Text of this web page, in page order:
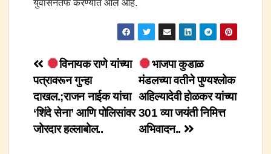
युवासेनेतर्फे करण्यात आले आहे.
Post
navigation
भाजपा कुडाळ
मंडलच्या वतीने पुण्यश्लोक
अहिल्यादेवी होळकर यांच्या
301 व्या जयंती निमित्त
अभिवादन..
विनायक राणे यांच्या
पत्रावरून गुन्हा
दाखल.;राजन नाईक यांचा
‘शिंदे सेना’ आणि पोलिसांवर
जोरदार हल्लाबोल..